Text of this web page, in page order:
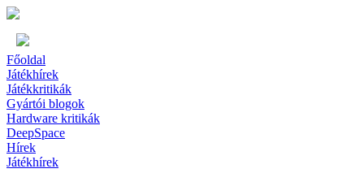
Főoldal
Játékhírek
Játékkritikák
Gyártói blogok
Hardware kritikák
DeepSpace
Hírek
Játékhírek